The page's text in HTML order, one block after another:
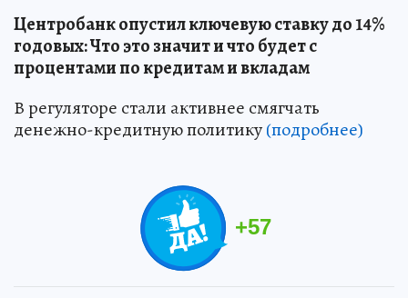
Центробанк опустил ключевую ставку до 14%
годовых: Что это значит и что будет с
процентами по кредитам и вкладам
В регуляторе стали активнее смягчать
денежно-кредитную политику(подробнее)
+57